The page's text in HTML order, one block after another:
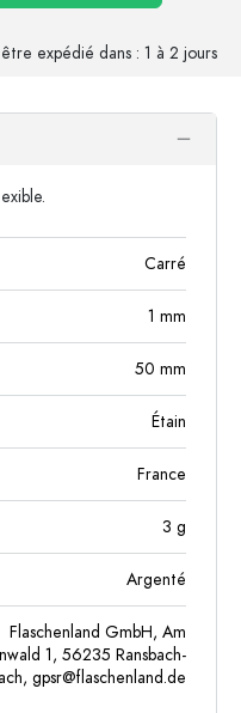
expédié dans : 1 à 2 jours
Carré
1 mm
50 mm
Étain
France
3 g
Argenté
Flaschenland GmbH, Am
1, 56235 Ransbach-
gpsr@flaschenland.de